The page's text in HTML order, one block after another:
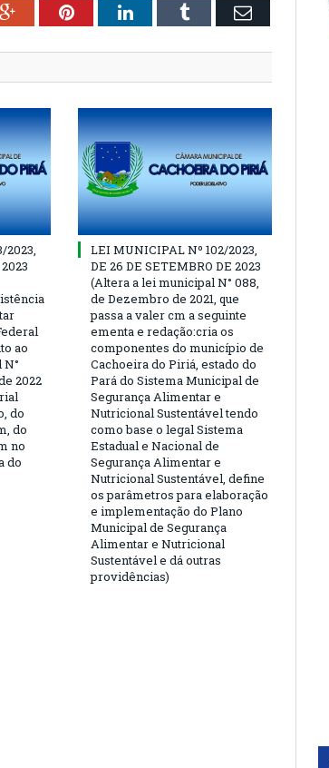
Google+PinterestLinkedInTumblr Email
ao
2022
do
do
no
do
LEI MUNICIPAL Nº 102/2023,
DE 26 DE SETEMBRO DE 2023
(Altera a lei municipal N° 088,
de Dezembro de 2021, que
passa a valer cm a seguinte
ementa e redação:cria os
componentes do município de
Cachoeira do Piriá, estado do
Pará do Sistema Municipal de
Segurança Alimentar e
Nutricional Sustentável tendo
como base o legal Sistema
Estadual e Nacional de
Segurança Alimentar e
Nutricional Sustentável, define
os parâmetros para elaboração
e implementação do Plano
Municipal de Segurança
Alimentar e Nutricional
Sustentável e dá outras
providências)